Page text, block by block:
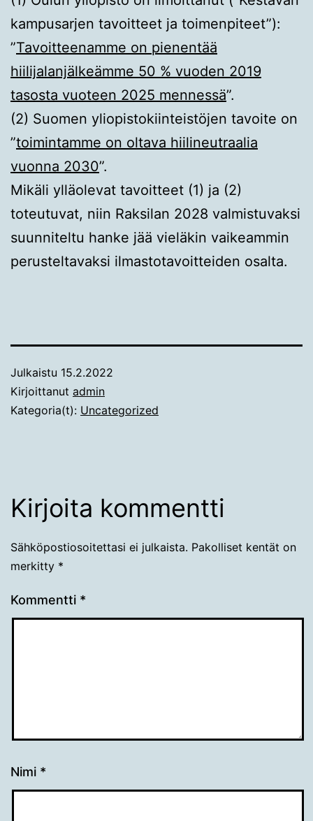
kampusarjen tavoitteet ja toimenpiteet”):
”Tavoitteenamme on pienentää
hiilijalanjälkeämme 50 % vuoden 2019
tasosta vuoteen 2025 mennessä”.
(2) Suomen yliopistokiinteistöjen tavoite on
”toimintamme on oltava hiilineutraalia
vuonna 2030”.
Mikäli ylläolevat tavoitteet (1) ja (2)
toteutuvat, niin Raksilan 2028 valmistuvaksi
suunniteltu hanke jää vieläkin vaikeammin
perusteltavaksi ilmastotavoitteiden osalta.
Julkaistu 15.2.2022
Kirjoittanut admin
Kategoria(t): Uncategorized
Kirjoita kommentti
Sähköpostiosoitettasi ei julkaista. Pakolliset kentät on
merkitty *
Kommentti *
Nimi *